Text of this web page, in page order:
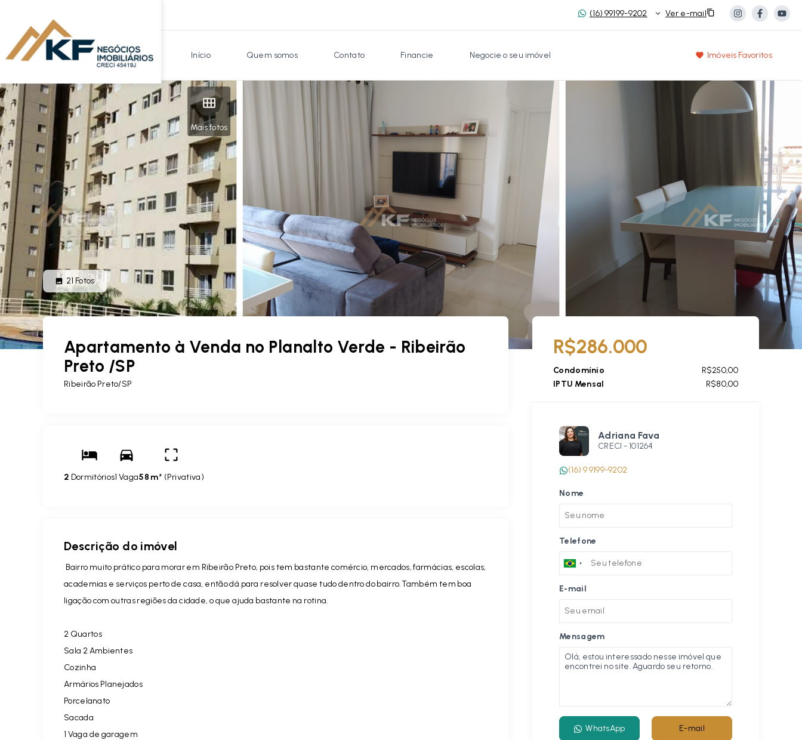
(16) 99199-9202 Ver e-mail
Início Quem somos Contato Financie Negocie o seu imóvel Imóveis Favoritos
Mais fotos
21 Fotos
Apartamento à Venda no Planalto Verde - Ribeirão
Preto /SP
Ribeirão Preto/SP
2 Dormitórios1 Vaga58 m² (Privativa)
Descrição do imóvel
Bairro muito prático para morar em Ribeirão Preto, pois tem bastante comércio, mercados, farmácias, escolas,
academias e serviços perto de casa, então dá para resolver quase tudo dentro do bairro.Também tem boa
ligação com outras regiões da cidade, o que ajuda bastante na rotina.
2 Quartos
Sala 2 Ambientes
Cozinha
Armários Planejados
Porcelanato
Sacada
1 Vaga de garagem
R$286.000
Condomínio
R$250,00
IPTU Mensal
R$80,00
Adriana Fava
CRECI - 101264
(16) 9 9199-9202
Nome
Telefone
E-mail
Mensagem
WhatsApp E-mail